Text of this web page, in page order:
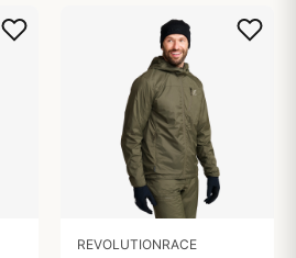
REVOLUTIONRACE